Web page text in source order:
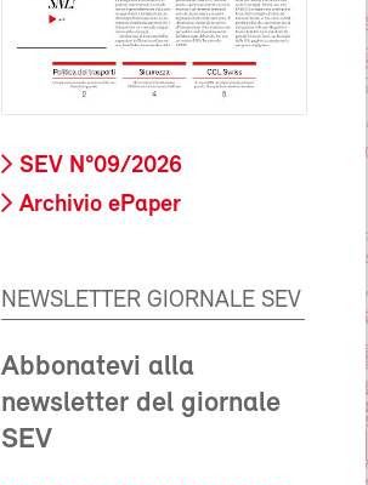
SEV N°09/2026
Archivio ePaper
NEWSLETTER GIORNALE SEV
Abbonatevi alla
newsletter del giornale
SEV